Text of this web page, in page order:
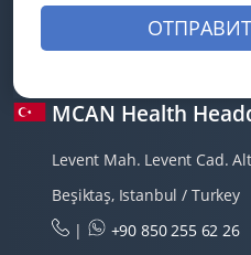
MCAN Health
Levent Mah. Levent Cad.
Beşiktaş, Istanbul / Turkey
|
+90 850 255 62 26